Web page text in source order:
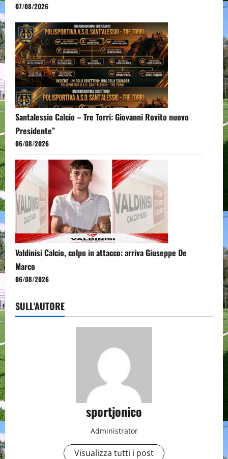
07/08/2026
Santalessio Calcio – Tre Torri: Giovanni Rovito nuovo
Presidente”
06/08/2026
Valdinisi Calcio, colpo in attacco: arriva Giuseppe De
Marco
06/08/2026
SULL'AUTORE
sportjonico
Administrator
Visualizza tutti i post